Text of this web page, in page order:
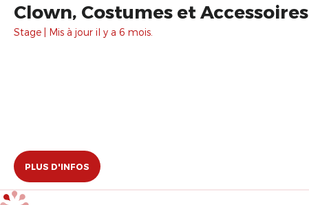
Clown, Costumes et Accessoires
Stage | Mis à jour il y a 6 mois.
PLUS D'INFOS